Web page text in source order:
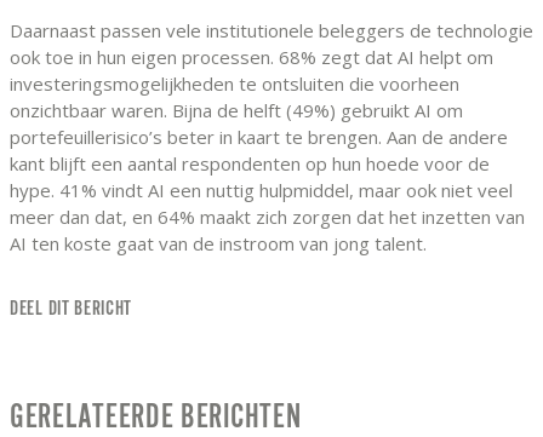
Daarnaast passen vele institutionele beleggers de technologie
ook toe in hun eigen processen. 68% zegt dat AI helpt om
investeringsmogelijkheden te ontsluiten die voorheen
onzichtbaar waren. Bijna de helft (49%) gebruikt AI om
portefeuillerisico’s beter in kaart te brengen. Aan de andere
kant blijft een aantal respondenten op hun hoede voor de
hype. 41% vindt AI een nuttig hulpmiddel, maar ook niet veel
meer dan dat, en 64% maakt zich zorgen dat het inzetten van
AI ten koste gaat van de instroom van jong talent.
DEEL DIT BERICHT
GERELATEERDE BERICHTEN